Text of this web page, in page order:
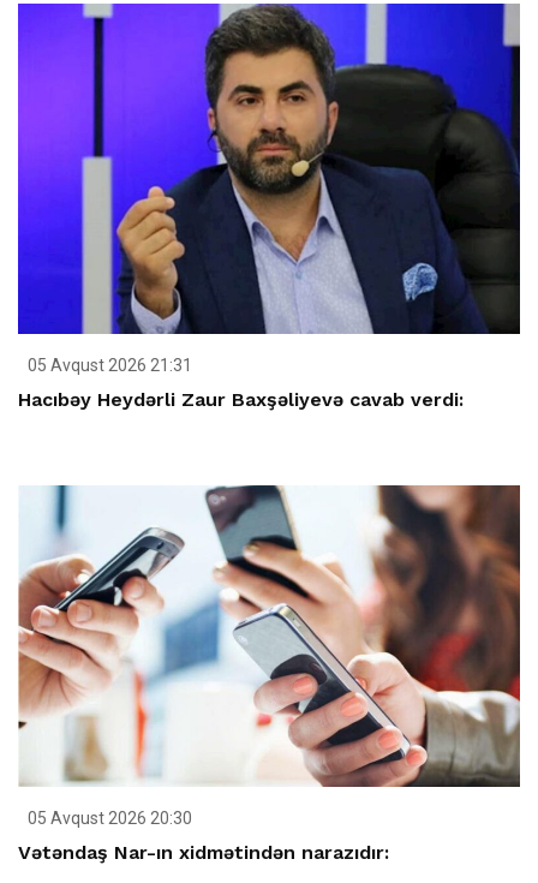
05 Avqust 2026 21:31
Hacıbəy Heydərli Zaur Baxşəliyevə cavab verdi:
05 Avqust 2026 20:30
Vətəndaş Nar-ın xidmətindən narazıdır: